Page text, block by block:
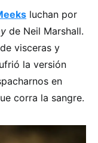
luchan por
de Neil Marshall.
visceras y
la versión
en
corra la sangre.